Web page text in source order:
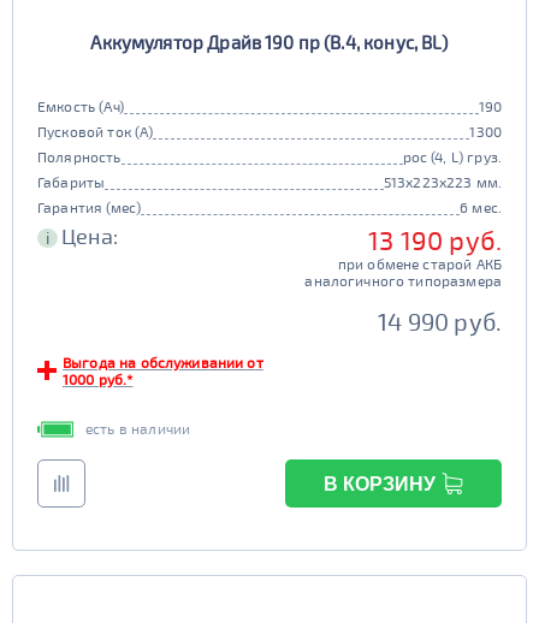
Аккумулятор Драйв 190 пр (B.4, конус, BL)
Емкость (Ач)
190
Пусковой ток (А)
1300
Полярность
рос (4, L) груз.
Габариты
513x223x223 мм.
Гарантия (мес)
6 мес.
i Цена: 13 190 руб.
при обмене старой АКБ
аналогичного типоразмера
14 990 руб.
Выгода на обслуживании от
1000 руб.*
есть в наличии
В КОРЗИНУ